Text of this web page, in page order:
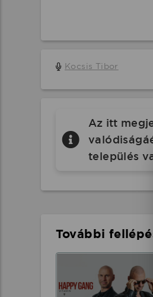
Kocsis Tibor
Az itt
település
További